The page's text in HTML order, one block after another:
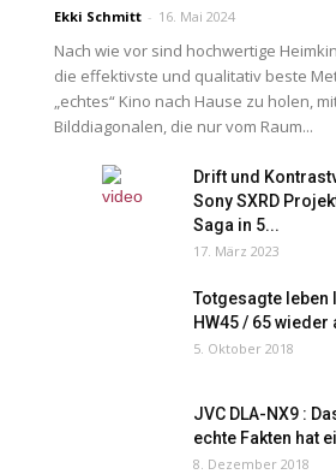
Ekki Schmitt - 16. Mai 2024
Nach wie vor sind hochwertige
die effektivste und qualitativ beste
„echtes“ Kino nach Hause zu holen,
Bilddiagonalen, die nur vom Raum...
Drift und
Sony SXRD
Saga in 5...
17. März 2023
Totgesagte leben
HW45 / 65 wieder
5. Oktober 2018
JVC DLA-NX9 :
echte Fakten hat
8. Dezember 2018